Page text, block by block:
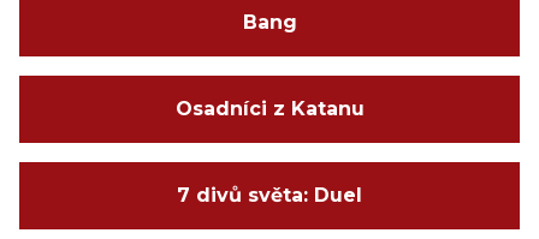
Bang
Osadníci z Katanu
7 divů světa: Duel